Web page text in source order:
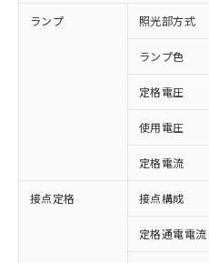
ランプ 照光部方式
ランプ色
定格電圧
使用電圧
定格電流
接点定格 接点構成
定格通電電流
ご利用条件
以下の条件をお読み
ご利用ください。
商品の当社在庫
(税抜)を提供さ
対応済み：EU
非含有に対応した製
対応予定：EU RoHS
有に対応した製品に
対応予定なし：EU
非含有に非対応の商
定はありません。
調査・確認中：EU
非含有の対応状況を調
非該当品：ライセン
害物質有無と関係の
※1 中国RoHS○×表
「○」：最大均質材料
基準値以下であるこ